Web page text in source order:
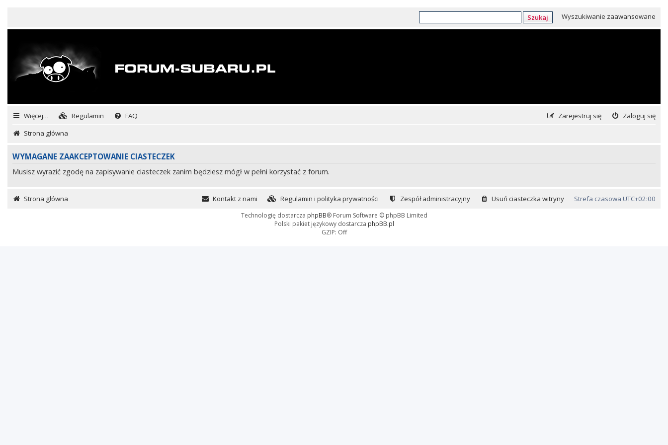
Szukaj Wyszukiwanie zaawansowane
Więcej… Regulamin FAQ Zaloguj się
Zarejestruj się
Strona główna
WYMAGANE ZAAKCEPTOWANIE CIASTECZEK
Musisz wyrazić zgodę na zapisywanie ciasteczek zanim będziesz mógł w pełni korzystać z forum.
Strona główna Strefa czasowa UTC+02:00
Usuń ciasteczka witryny
Zespół administracyjny
Regulamin i polityka prywatności
Kontakt z nami
Technologię dostarcza phpBB® Forum Software © phpBB Limited
Polski pakiet językowy dostarcza phpBB.pl
GZIP: Off